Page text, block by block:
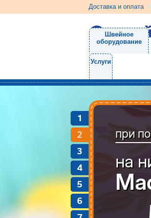
Доставка и оплата
Швейное
оборудование
Услуги
1
2
3
4
5
6